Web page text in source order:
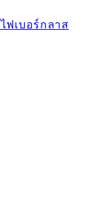
ฟเบอร์กลาส